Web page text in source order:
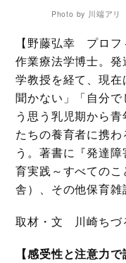
Photo by 川端アリ
【野藤弘幸 プロフ
作業療法学博士。
学教授を経て、現
聞かない」「自分
う思う乳児期から
たちの養育者に携
う。著書に『発達
育実践～すべての
舎）、その他保育雑
取材・文 川崎ちづ
【感受性と注意力